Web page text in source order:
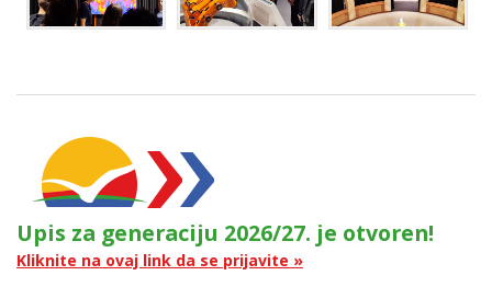
Upis za generaciju 2026/27. je otvoren!
Kliknite na ovaj link da se prijavite »